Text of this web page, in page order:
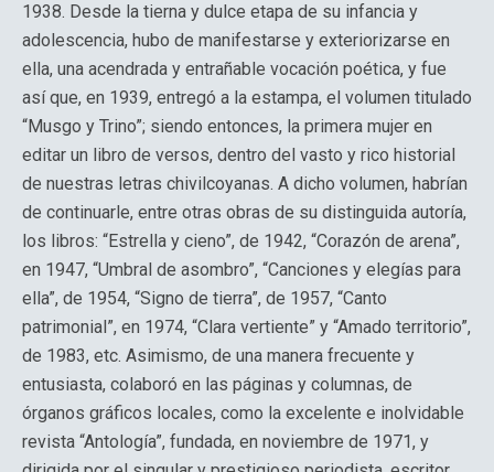
1938. Desde la tierna y dulce etapa de su infancia y
adolescencia, hubo de manifestarse y exteriorizarse en
ella, una acendrada y entrañable vocación poética, y fue
así que, en 1939, entregó a la estampa, el volumen titulado
“Musgo y Trino”; siendo entonces, la primera mujer en
editar un libro de versos, dentro del vasto y rico historial
de nuestras letras chivilcoyanas. A dicho volumen, habrían
de continuarle, entre otras obras de su distinguida autoría,
los libros: “Estrella y cieno”, de 1942, “Corazón de arena”,
en 1947, “Umbral de asombro”, “Canciones y elegías para
ella”, de 1954, “Signo de tierra”, de 1957, “Canto
patrimonial”, en 1974, “Clara vertiente” y “Amado territorio”,
de 1983, etc. Asimismo, de una manera frecuente y
entusiasta, colaboró en las páginas y columnas, de
órganos gráficos locales, como la excelente e inolvidable
revista “Antología”, fundada, en noviembre de 1971, y